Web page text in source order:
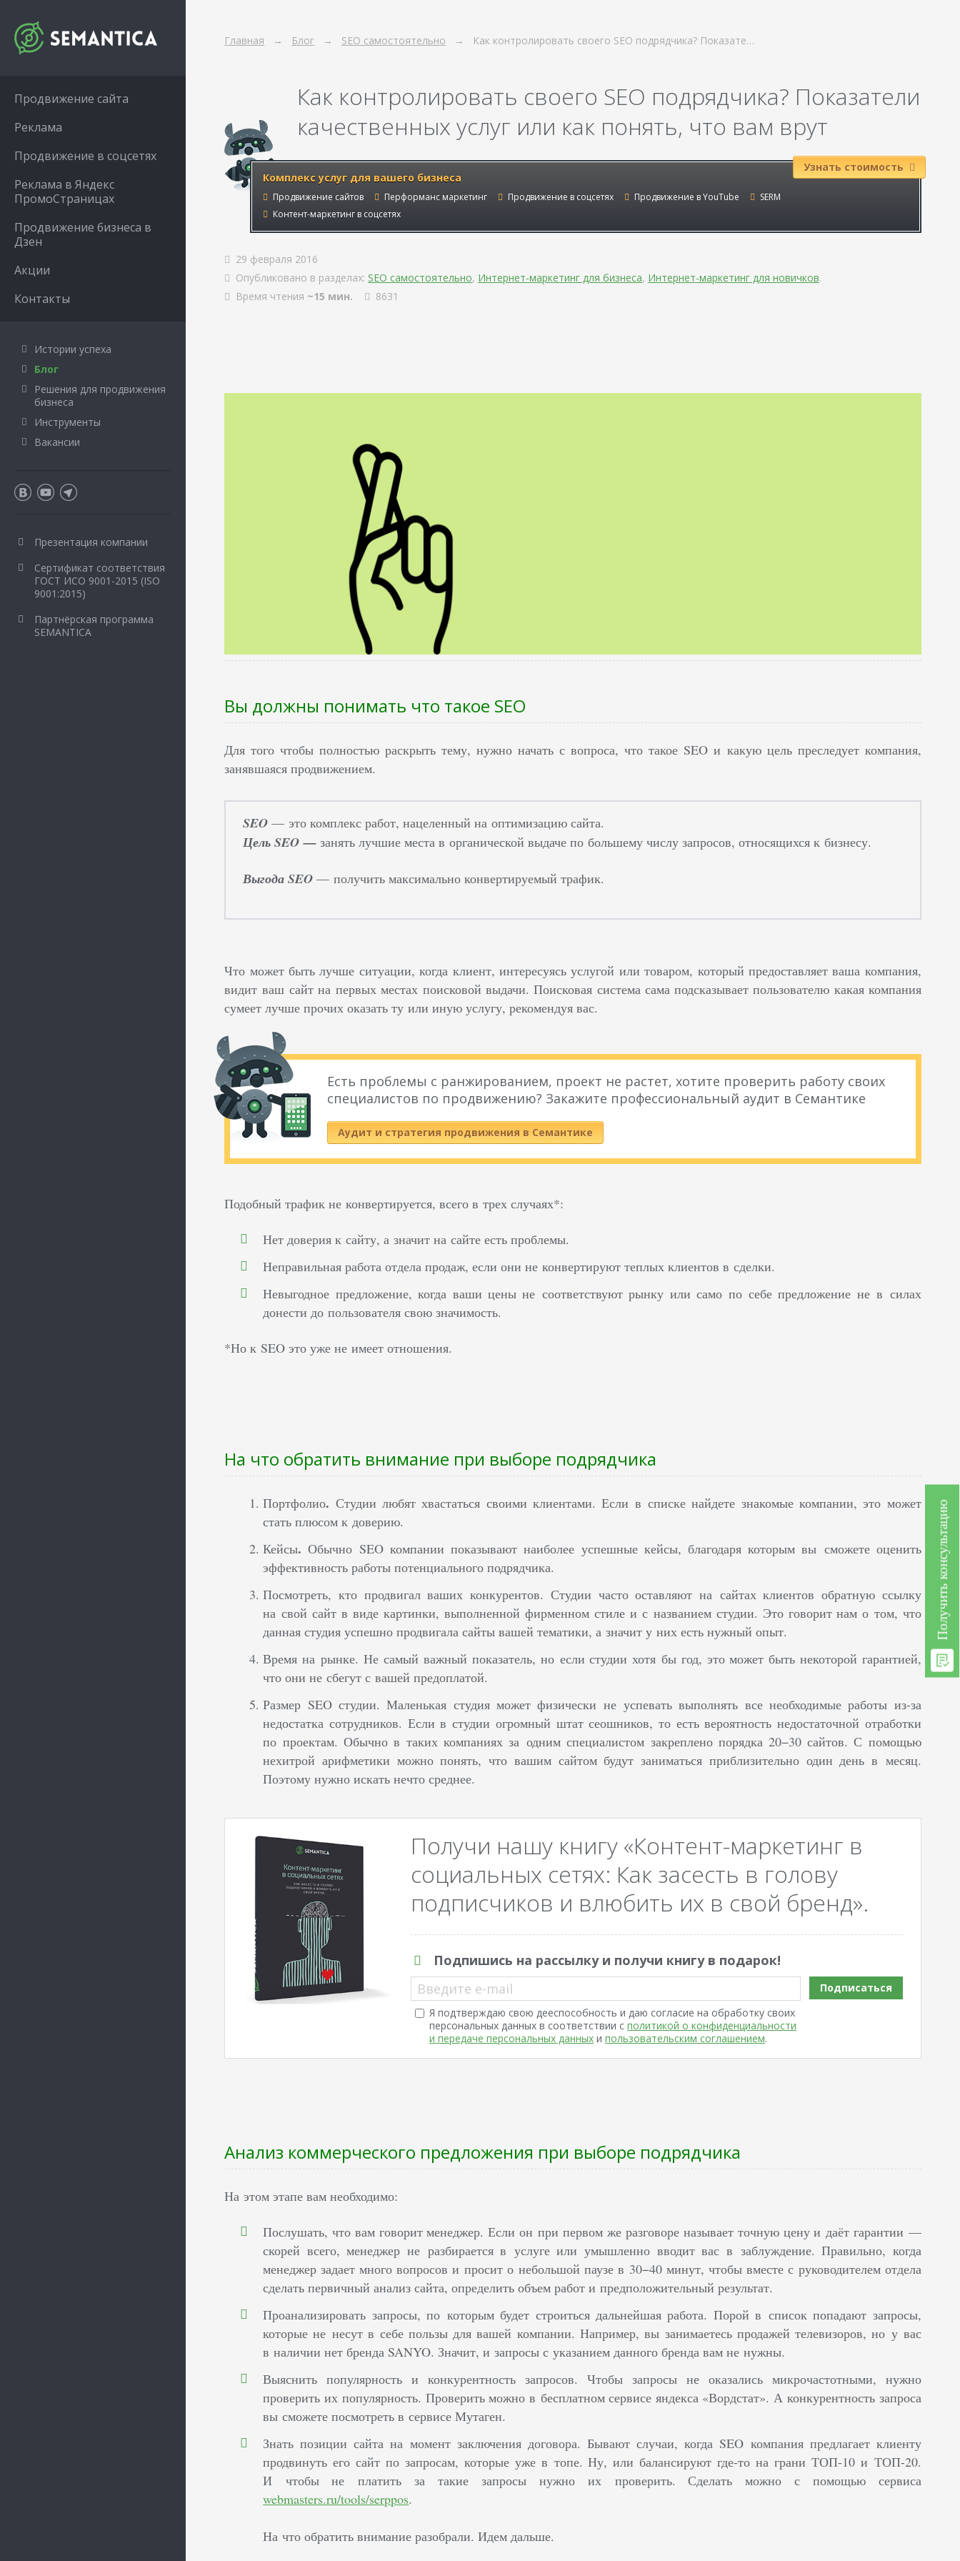
Главная Блог SEO самостоятельно Как контролировать своего SEO подрядчика? Показате…
Как контролировать своего SEO подрядчика? Показатели
качественных услуг или как понять, что вам врут
Комплекс услуг для вашего бизнеса
Продвижение сайтов Перформанс маркетинг Продвижение в соцсетях Продвижение в YouTube
SERM
Контент-маркетинг в соцсетях
Узнать стоимость
29 февраля 2016
Опубликовано в разделах: SEO самостоятельно, Интернет-маркетинг для бизнеса, Интернет-маркетинг для новичков.
Время чтения ~15 мин. 8631
Вы должны понимать что такое SEO
Для того чтобы полностью раскрыть тему, нужно начать с вопроса, что такое SEO и какую цель преследует компания,
занявшаяся продвижением.
SEO —это комплекс работ, нацеленный на оптимизацию сайта.
Цель SEO —занять лучшие места в органической выдаче по большему числу запросов, относящихся к бизнесу.
Выгода SEO— получить максимально конвертируемый трафик.
Что может быть лучше ситуации, когда клиент, интересуясь услугой или товаром, который предоставляет ваша компания,
видит ваш сайт на первых местах поисковой выдачи. Поисковая система сама подсказывает пользователю какая компания
сумеет лучше прочих оказать ту или иную услугу, рекомендуя вас.
Есть проблемы с ранжированием, проект не растет, хотите проверить работу своих
специалистов по продвижению? Закажите профессиональный аудит в Семантике
Аудит и стратегия продвижения в Семантике
Подобный трафик не конвертируется, всего в трех случаях*:
Нет доверия к сайту, а значит на сайте есть проблемы.
Неправильная работа отдела продаж, если они не конвертируют теплых клиентов в сделки.
Невыгодное предложение, когда ваши цены не соответствуют рынку или само по себе предложение не в силах
донести до пользователя свою значимость.
*Но к SEO это уже не имеет отношения.
На что обратить внимание при выборе подрядчика
Портфолио. Студии любят хвастаться своими клиентами. Если в списке найдете знакомые компании, это может
стать плюсом к доверию.
Кейсы. Обычно SEO компании показывают наиболее успешные кейсы, благодаря которым вы сможете оценить
эффективность работы потенциального подрядчика.
Посмотреть, кто продвигал ваших конкурентов. Студии часто оставляют на сайтах клиентов обратную ссылку
на свой сайт в виде картинки, выполненной фирменном стиле и с названием студии. Это говорит нам о том, что
данная студия успешно продвигала сайты вашей тематики, а значит у них есть нужный опыт.
Время на рынке. Не самый важный показатель, но если студии хотя бы год, это может быть некоторой гарантией,
что они не сбегут с вашей предоплатой.
Размер SEO студии.Маленькая студия может физически не успевать выполнять все необходимые работы из-за
недостатка сотрудников. Если в студии огромный штат сеошников, то есть вероятность недостаточной отработки
по проектам. Обычно в таких компаниях за одним специалистом закреплено порядка 20−30 сайтов. С помощью
нехитрой арифметики можно понять, что вашим сайтом будут заниматься приблизительно один день в месяц.
Поэтому нужно искать нечто среднее.
Получи нашу книгу «Контент-маркетинг в
социальных сетях: Как засесть в голову
подписчиков и влюбить их в свой бренд».
Подпишись на рассылку и получи книгу в подарок!
Введите e-mail
Я подтверждаю свою дееспособность и даю согласие на обработку своих
персональных данных в соответствии сполитикой о конфиденциальности
и передаче персональных данных ипользовательским соглашением.
Подписаться
Анализ коммерческого предложения при выборе подрядчика
На этом этапе вам необходимо:
Послушать, что вам говорит менеджер. Если он при первом же разговоре называет точную цену и даёт гарантии —
скорей всего, менеджер не разбирается в услуге или умышленно вводит вас в заблуждение. Правильно, когда
менеджер задает много вопросов и просит о небольшой паузе в 30−40 минут, чтобы вместе с руководителем отдела
сделать первичный анализ сайта, определить объем работ и предположительный результат.
Проанализировать запросы, по которым будет строиться дальнейшая работа. Порой в список попадают запросы,
которые не несут в себе пользы для вашей компании. Например, вы занимаетесь продажей телевизоров, но у вас
в наличии нет бренда SANYO. Значит, и запросы с указанием данного бренда вам не нужны.
Выяснить популярность и конкурентность запросов. Чтобы запросы не оказались микрочастотными, нужно
проверить их популярность. Проверить можно в бесплатном сервисе яндекса «Вордстат». А конкурентность запроса
вы сможете посмотреть в сервисе Мутаген.
Знать позиции сайта на момент заключения договора. Бывают случаи, когда SEO компания предлагает клиенту
продвинуть его сайт по запросам, которые уже в топе. Ну, или балансируют где-то на грани ТОП-10 и ТОП-20.
И чтобы не платить за такие запросы нужно их проверить. Сделать можно с помощью сервиса
webmasters.ru/tools/serppos.
На что обратить внимание разобрали. Идем дальше.
Продвижение сайта
Реклама
Продвижение в соцсетях
Реклама в Яндекс
ПромоСтраницах
Продвижение бизнеса в
Дзен
Акции
Контакты
Истории успеха
Блог
Решения для продвижения
бизнеса
Инструменты
Вакансии
Презентация компании
Сертификат соответствия
ГОСТ ИСО 9001-2015 (ISO
9001:2015)
Партнёрская программа
SEMANTICA
Получить консультацию